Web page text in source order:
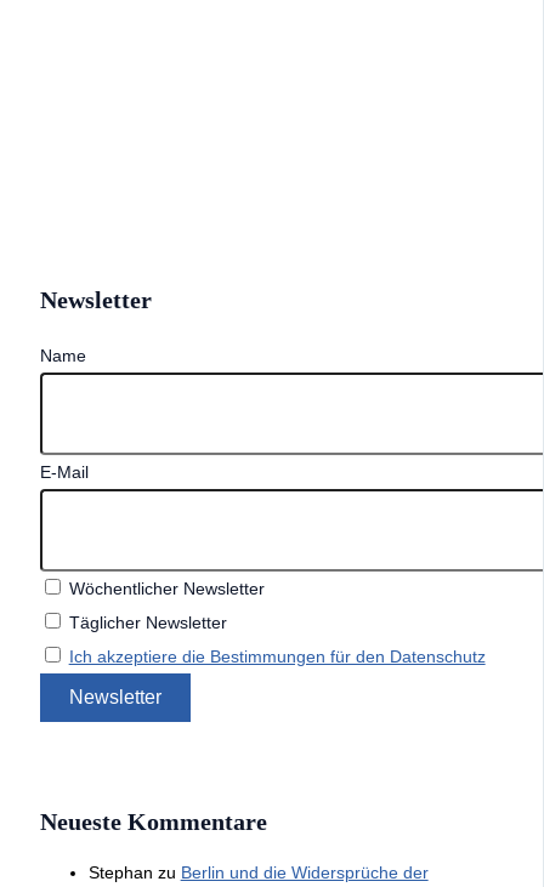
Newsletter
Name
E-Mail
Wöchentlicher Newsletter
Täglicher Newsletter
Ich akzeptiere die Bestimmungen für den Datenschutz
Neueste Kommentare
Stephan zu Berlin und die Widersprüche der